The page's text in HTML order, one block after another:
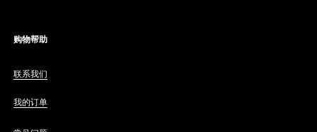
购物帮助
联系我们
我的订单